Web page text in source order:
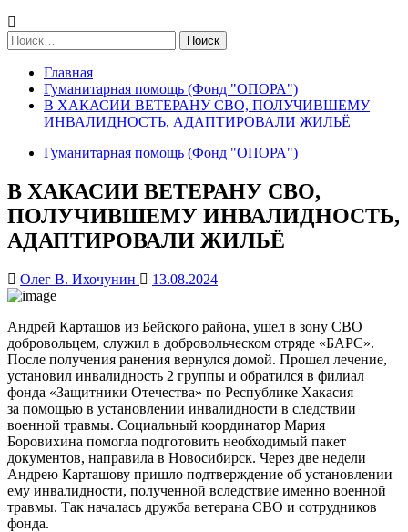
Найти:
Главная
Гуманитарная помощь (Фонд "ОПОРА")
В ХАКАСИИ ВЕТЕРАНУ СВО, ПОЛУЧИВШЕМУ
ИНВАЛИДНОСТЬ, АДАПТИРОВАЛИ ЖИЛЬЁ
Гуманитарная помощь (Фонд "ОПОРА")
В ХАКАСИИ ВЕТЕРАНУ СВО,
ПОЛУЧИВШЕМУ ИНВАЛИДНОСТЬ,
АДАПТИРОВАЛИ ЖИЛЬЁ
Олег В. Ихочунин 13.08.2024
Андрей Карташов из Бейского района, ушел в зону СВО
добровольцем, служил в добровольческом отряде «БАРС».
После получения ранения вернулся домой. Прошел лечение,
установил инвалидность 2 группы и обратился в филиал
фонда «Защитники Отечества» по Республике Хакасия
за помощью в установлении инвалидности в следствии
военной травмы. Социальный координатор Мария
Боровихина помогла подготовить необходимый пакет
документов, направила в Новосибирск. Через две недели
Андрею Карташову пришло подтверждение об установлении
ему инвалидности, полученной вследствие именно военной
травмы. Так началась дружба ветерана СВО и сотрудников
фонда.